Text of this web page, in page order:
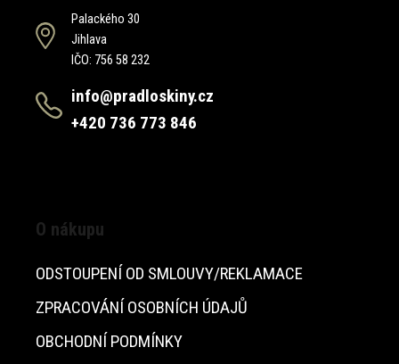
Palackého 30
Jihlava
IČO: 756 58 232
info@pradloskiny.cz
+420 736 773 846
O nákupu
ODSTOUPENÍ OD SMLOUVY/REKLAMACE
ZPRACOVÁNÍ OSOBNÍCH ÚDAJŮ
OBCHODNÍ PODMÍNKY